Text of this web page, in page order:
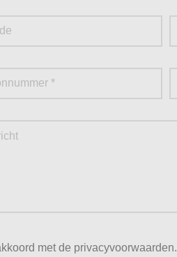
met de privacyvoorwaarden.